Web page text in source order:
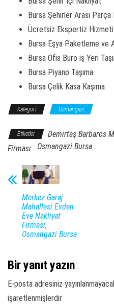
Bursa Şehirler Arası Parça
Ücretsiz Ekspertiz Hizmeti
Bursa Eşya Paketleme ve
Bursa Ofis Büro iş Yeri
Bursa Piyano Taşıma
Bursa Çelik Kasa Kaşıma
Kategori Osmangazi
Etiketler
Demirtaş Barbaros
Firması
Osmangazi Bursa
Merkez Garaj
Mahallesi Evden
Eve Nakliyat
Firması,
Osmangazi Bursa
Bir yanıt yazın
E-posta adresiniz
işaretlenmişlerdir